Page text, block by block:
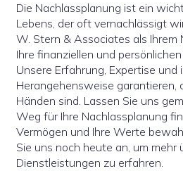
Die Nachlassplanung ist ein
Lebens, der oft vernachlässigt
W. Stern & Associates als Ihrem
Ihre finanziellen und
Unsere Erfahrung, Expertise und
Herangehensweise garantieren,
Händen sind. Lassen Sie uns
Weg für Ihre Nachlassplanung
Vermögen und Ihre Werte
Sie uns noch heute an, um mehr
Dienstleistungen zu erfahren.